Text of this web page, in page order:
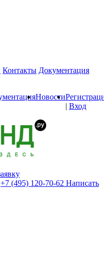
Контакты Документация
Новости
| Вход
+7 (495) 120-70-62 Написать